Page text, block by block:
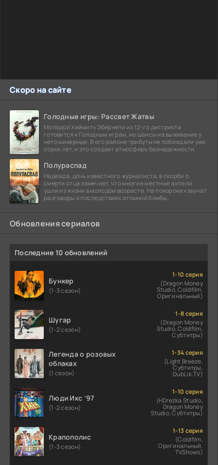
Скоро на сайте
Голодные игры: Рассвет Жатвы
Молодой Хеймитч Эбернети из 12-го дистрикта
готовится к Голодным играм, но шансы на выживание у
него мизерные. В его районе трибуты не побеждали уже
сорок лет, и это создает атмосферу безнадежности.
Полураспад
Надежда, дочь известного журналиста, в скорби о
смерти отца замечает, что многие местные жители
ушли из жизни в молодом возрасте. На похоронах звучат
разговоры о последствиях атомной бомбы.
Обновления сериалов
Последние 10 обновлений
Бункер
(1-3 сезон)
1-10 серия
(Dragon Money
Studio, Coldfilm,
Оригинальный)
Шугар
(1-2 сезон)
1-8 серия
(Dragon Money
Studio, Coldfilm,
Субтитры)
Легенда о розовых
облаках
(1 сезон)
1-34 серия
(Light Breeze,
Субтитры,
DubLik.TV)
Люди Икс ’97
(1-2 сезон)
1-10 серия
(HDrezka Studio,
Dragon Money
Studio, Субтитры)
Крапополис
(1-3 сезон)
1-13 серия
(Coldfilm,
Оригинальный,
TVShows)